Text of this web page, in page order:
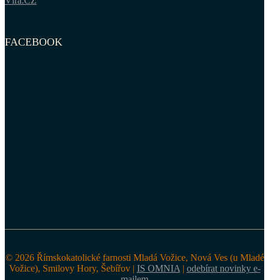
FACEBOOK
© 2026 Římskokatolické farnosti Mladá Vožice, Nová Ves (u Mladé
Vožice), Smilovy Hory, Šebířov | IS OMNIA | odebírat novinky e-